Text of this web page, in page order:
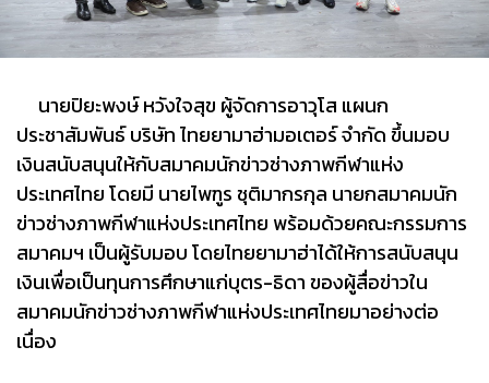
นายปิยะพงษ์ หวังใจสุข ผู้จัดการอาวุโส แผนก
ประชาสัมพันธ์ บริษัท ไทยยามาฮ่ามอเตอร์ จำกัด ขึ้นมอบ
เงินสนับสนุนให้กับสมาคมนักข่าวช่างภาพกีฬาแห่ง
ประเทศไทย โดยมี นายไพฑูร ชุติมากรกุล นายกสมาคมนัก
ข่าวช่างภาพกีฬาแห่งประเทศไทย พร้อมด้วยคณะกรรมการ
สมาคมฯ เป็นผู้รับมอบ โดยไทยยามาฮ่าได้ให้การสนับสนุน
เงินเพื่อเป็นทุนการศึกษาแก่บุตร-ธิดา ของผู้สื่อข่าวใน
สมาคมนักข่าวช่างภาพกีฬาแห่งประเทศไทยมาอย่างต่อ
เนื่อง